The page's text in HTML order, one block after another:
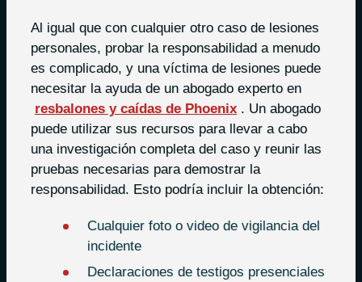
Al igual que con cualquier otro caso de lesiones
personales, probar la responsabilidad a menudo
es complicado, y una víctima de lesiones puede
necesitar la ayuda de un abogado experto en
resbalones y caídas de Phoenix . Un abogado
puede utilizar sus recursos para llevar a cabo
una investigación completa del caso y reunir las
pruebas necesarias para demostrar la
responsabilidad. Esto podría incluir la obtención:
Cualquier foto o video de vigilancia del
incidente
Declaraciones de testigos presenciales